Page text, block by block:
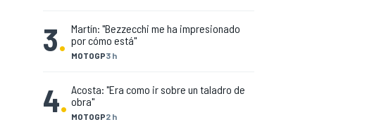
3. MOTOGP3 h
Martín: "Bezzecchi me ha impresionado
por cómo está"
4. MOTOGP2 h
Acosta: "Era como ir sobre un taladro de
obra"